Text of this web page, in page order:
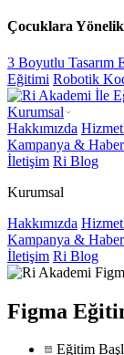
Çocuklara
3 Boyutlu Tasarım
Eğitimi Robotik
Kurumsal
Hakkımızda
Kampanya &
İletişim Ri Blog
Kurumsal
Hakkımızda
Kampanya &
İletişim Ri Blog
Figma
Eğitim